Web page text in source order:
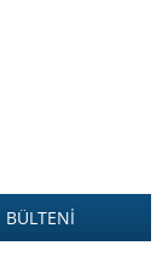
BÜLTENİ